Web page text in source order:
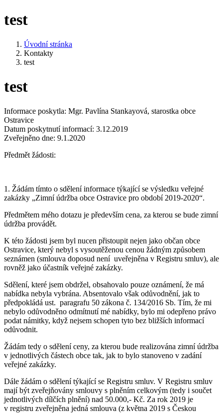
test
Úvodní stránka
Kontakty
test
test
Informace poskytla: Mgr. Pavlína Stankayová, starostka obce
Ostravice
Datum poskytnutí informací: 3.12.2019
Zveřejněno dne: 9.1.2020
Předmět žádosti:
1. Žádám tímto o sdělení informace týkající se výsledku veřejné
zakázky „Zimní údržba obce Ostravice pro období 2019-2020“.
Předmětem mého dotazu je především cena, za kterou se bude zimní
údržba provádět.
K této žádosti jsem byl nucen přistoupit nejen jako občan obce
Ostravice, který nebyl s vysoutěženou cenou žádným způsobem
seznámen (smlouva doposud není uveřejněna v Registru smluv), ale
rovněž jako účastník veřejné zakázky.
Sdělení, které jsem obdržel, obsahovalo pouze oznámení, že má
nabídka nebyla vybrána. Absentovalo však odůvodnění, jak to
předpokládá ust. paragrafu 50 zákona č. 134/2016 Sb. Tím, že mi
nebylo odůvodněno odmítnutí mé nabídky, bylo mi odepřeno právo
podat námitky, když nejsem schopen tyto bez bližších informací
odůvodnit.
Žádám tedy o sdělení ceny, za kterou bude realizována zimní údržba
v jednotlivých částech obce tak, jak to bylo stanoveno v zadání
veřejné zakázky.
Dále žádám o sdělení týkající se Registru smluv. V Registru smluv
mají být zveřejňovány smlouvy s plněním celkovým (tedy i součet
jednotlivých dílčích plnění) nad 50.000,- Kč. Za rok 2019 je
v registru zveřejněna jedná smlouva (z května 2019 s Českou